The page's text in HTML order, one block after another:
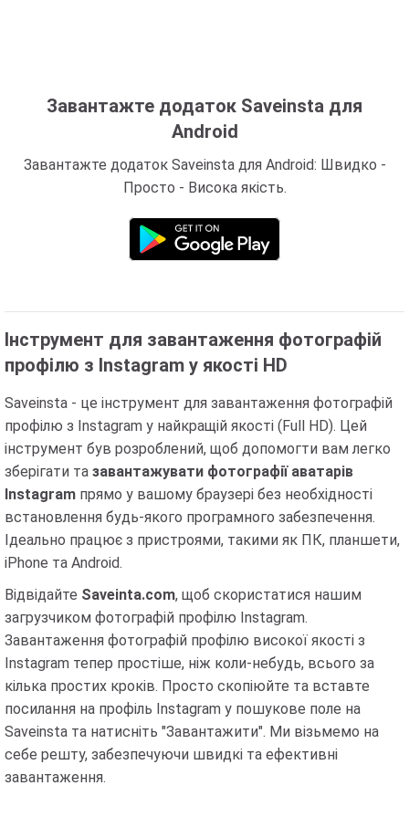
Завантажте додаток Saveinsta для
Android
Завантажте додаток Saveinsta для Android: Швидко -
Просто - Висока якість.
Інструмент для завантаження фотографій
профілю з Instagram у якості HD
Saveinsta - це інструмент для завантаження фотографій
профілю з Instagram у найкращій якості (Full HD). Цей
інструмент був розроблений, щоб допомогти вам легко
зберігати та завантажувати фотографії аватарів
Instagram прямо у вашому браузері без необхідності
встановлення будь-якого програмного забезпечення.
Ідеально працює з пристроями, такими як ПК, планшети,
iPhone та Android.
Відвідайте Saveinta.com, щоб скористатися нашим
загрузчиком фотографій профілю Instagram.
Завантаження фотографій профілю високої якості з
Instagram тепер простіше, ніж коли-небудь, всього за
кілька простих кроків. Просто скопіюйте та вставте
посилання на профіль Instagram у пошукове поле на
Saveinsta та натисніть "Завантажити". Ми візьмемо на
себе решту, забезпечуючи швидкі та ефективні
завантаження.